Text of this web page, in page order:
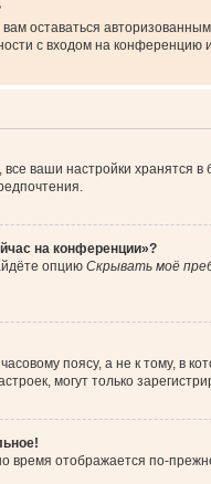
оставаться
с входом на
ваши настройки
на конференции»?
опцию Скрывать моё
поясу, а не к тому, в
могут только
время отображается по-